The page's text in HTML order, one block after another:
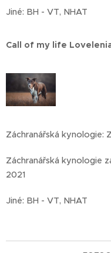
Jiné: BH - VT, NHAT
Call of my life
Záchranářská kynologie:
Záchranářská kynologie
2021
Jiné: BH - VT, NHAT